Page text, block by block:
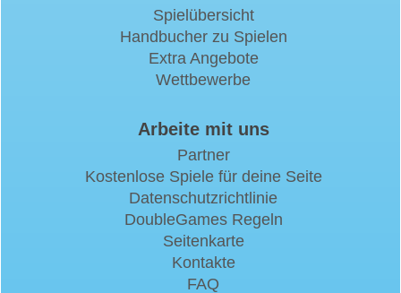
Spielübersicht
Handbucher zu Spielen
Extra Angebote
Wettbewerbe
Arbeite mit uns
Partner
Kostenlose Spiele für deine Seite
Datenschutzrichtlinie
DoubleGames Regeln
Seitenkarte
Kontakte
FAQ